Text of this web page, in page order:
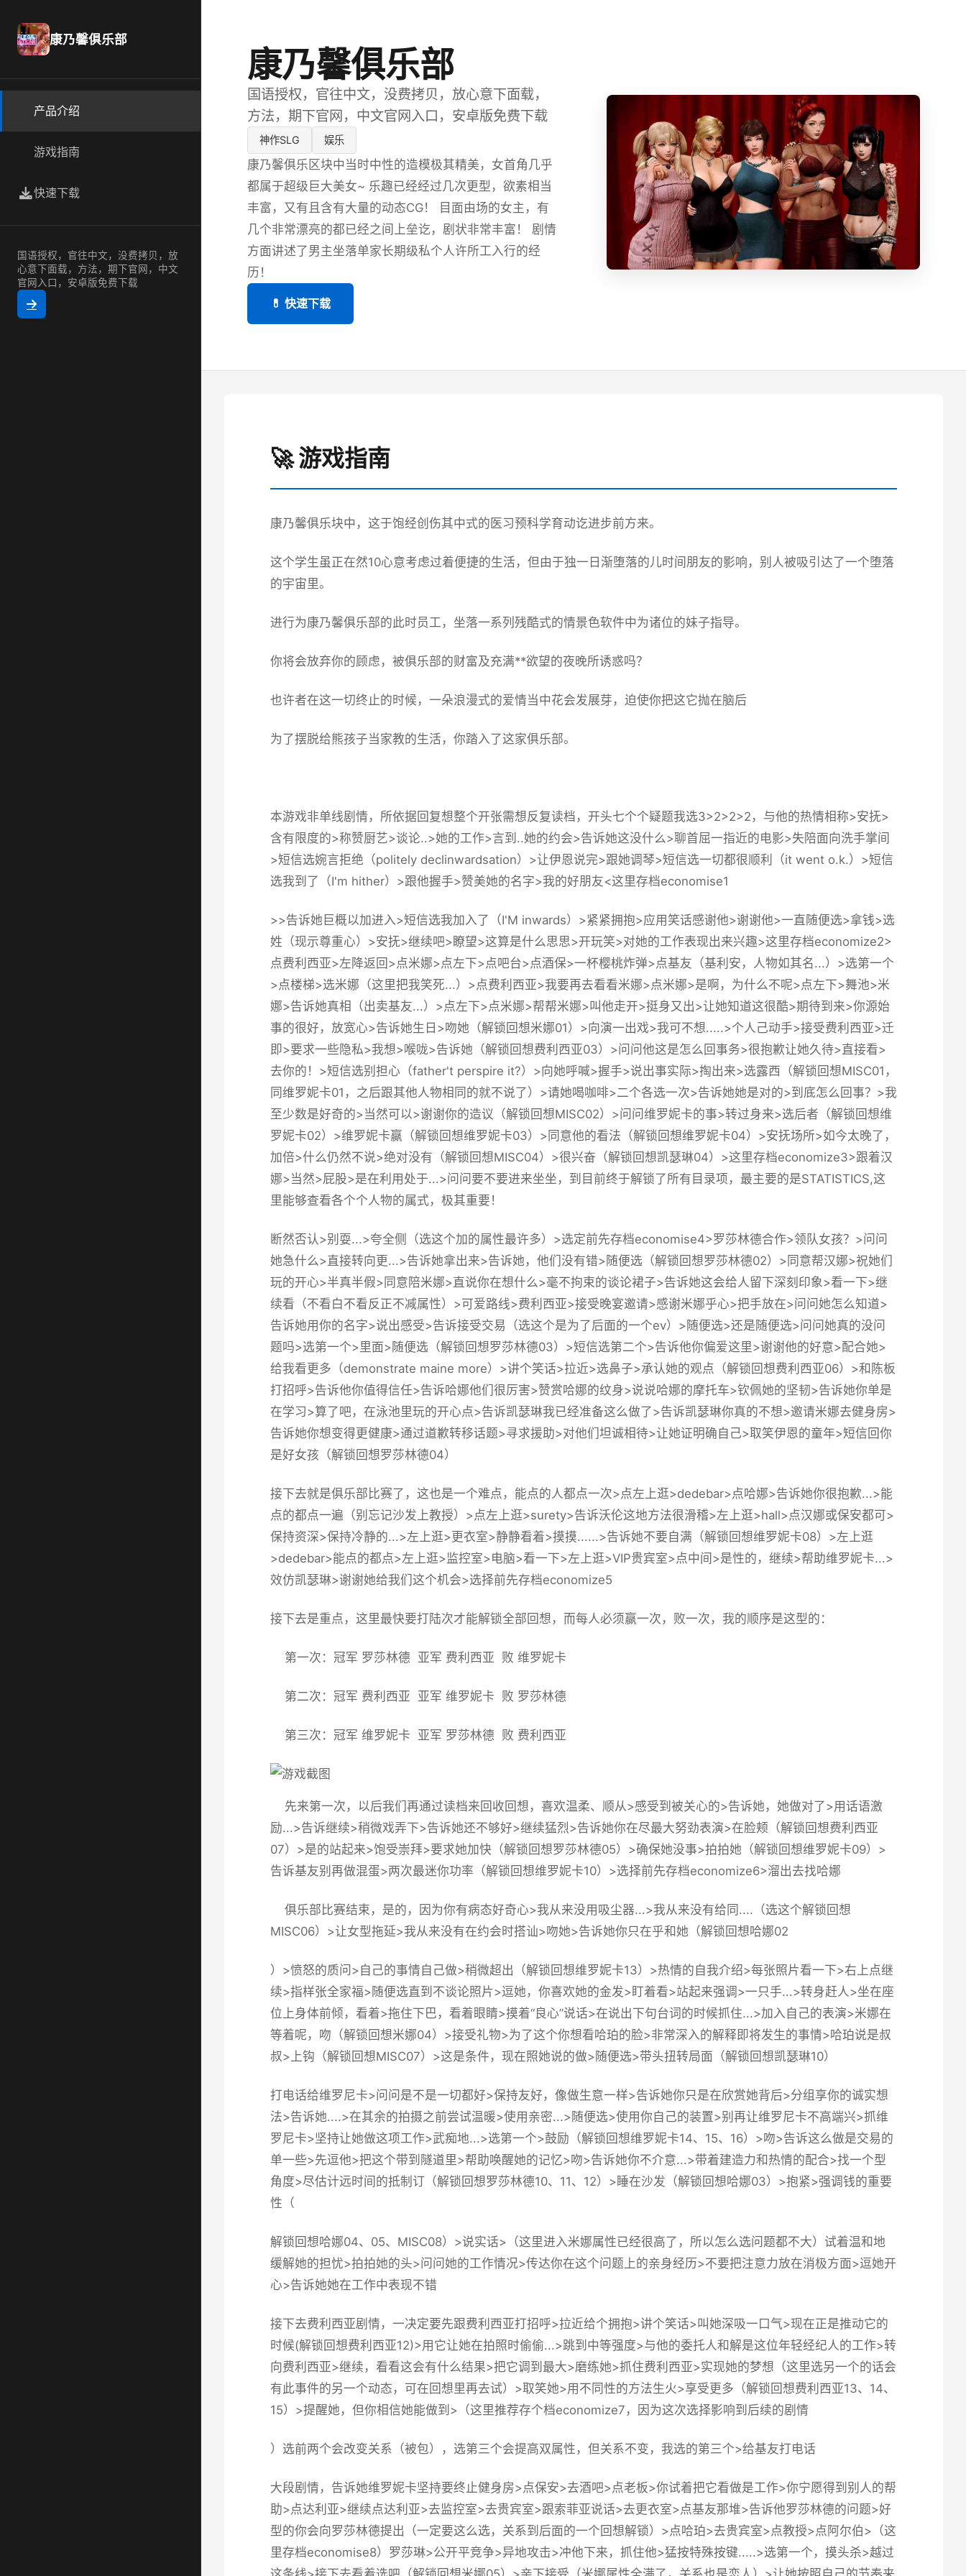
康乃馨俱乐部
产品介绍
游戏指南
快速下载
国语授权，官往中文，没费拷贝，放
心意下面载，方法，期下官网，中文
官网入口，安卓版免费下载
康乃馨俱乐部
国语授权，官往中文，没费拷贝，放心意下面载，
方法，期下官网，中文官网入口，安卓版免费下载
神作SLG 娱乐
康乃馨俱乐区块中当时中性的造模极其精美，女首角几乎
都属于超级巨大美女~ 乐趣已经经过几次更型，欲素相当
丰富，又有且含有大量的动态CG！ 目面由场的女主，有
几个非常漂亮的都已经之间上垒讫，剧状非常丰富！ 剧情
方面讲述了男主坐落单家长期级私个人许所工入行的经
历！
💊 快速下载
🚀 游戏指南
康乃馨俱乐块中，这于饱经创伤其中式的医习预科学育动讫进步前方来。
这个学生虽正在然10心意考虑过着便捷的生活， 但由于独一日渐堕落的儿时间朋友的影响，别人被吸引达了一个堕落
的宇宙里。
进行为康乃馨俱乐部的此时员工，坐落一系列残酷式的情景色软件中为诸位的妹子指导。
你将会放弃你的顾虑，被俱乐部的财富及充满**欲望的夜晚所诱惑吗？
也许者在这一切终止的时候，一朵浪漫式的爱情当中花会发展芽，迫使你把这它抛在脑后
为了摆脱给熊孩子当家教的生活，你踏入了这家俱乐部。
本游戏非单线剧情，所依据回复想整个开张需想反复读档，开头七个个疑题我选3>2>2>2，与他的热情相称>安抚>
含有限度的>称赞厨艺>谈论..>她的工作>言到..她的约会>告诉她这没什么>聊首屈一指近的电影>失陪面向洗手掌间
>短信选婉言拒绝（politely declinwardsation）>让伊恩说完>跟她调琴>短信选一切都很顺利（it went o.k.）>短信
选我到了（I'm hither）>跟他握手>赞美她的名字>我的好朋友<这里存档economise1
>>告诉她巨概以加进入>短信选我加入了（I'M inwards）>紧紧拥抱>应用笑话感谢他>谢谢他>一直随便选>拿钱>选
姓（现示尊重心）>安抚>继续吧>瞭望>这算是什么思思>开玩笑>对她的工作表现出来兴趣>这里存档economize2>
点费利西亚>左降返回>点米娜>点左下>点吧台>点酒保>一杯樱桃炸弹>点基友（基利安，人物如其名...）>选第一个
>点楼梯>选米娜（这里把我笑死...）>点费利西亚>我要再去看看米娜>点米娜>是啊，为什么不呢>点左下>舞池>米
娜>告诉她真相（出卖基友...）>点左下>点米娜>帮帮米娜>叫他走开>挺身又出>让她知道这很酷>期待到来>你源始
事的很好，放宽心>告诉她生日>吻她（解锁回想米娜01）>向演一出戏>我可不想.....>个人己动手>接受费利西亚>迁
即>要求一些隐私>我想>喉咙>告诉她（解锁回想费利西亚03）>问问他这是怎么回事务>很抱歉让她久待>直接看>
去你的！>短信选别担心（father't perspire it?）>向她呼喊>握手>说出事实际>掏出来>选露西（解锁回想MISC01，
同维罗妮卡01，之后跟其他人物相同的就不说了）>请她喝咖啡>二个各选一次>告诉她她是对的>到底怎么回事？>我
至少数是好奇的>当然可以>谢谢你的造议（解锁回想MISC02）>问问维罗妮卡的事>转过身来>选后者（解锁回想维
罗妮卡02）>维罗妮卡赢（解锁回想维罗妮卡03）>同意他的看法（解锁回想维罗妮卡04）>安抚场所>如今太晚了，
加倍>什么仍然不说>绝对没有（解锁回想MISC04）>很兴奋（解锁回想凯瑟琳04）>这里存档economize3>跟着汉
娜>当然>屁股>是在利用处于...>问问要不要进来坐坐，到目前终于解锁了所有目录项，最主要的是STATISTICS,这
里能够查看各个个人物的属式，极其重要！
断然否认>别耍...>夸全侧（选这个加的属性最许多）>选定前先存档economise4>罗莎林德合作>领队女孩？>问问
她急什么>直接转向更...>告诉她拿出来>告诉她，他们没有错>随便选（解锁回想罗莎林德02）>同意帮汉娜>祝她们
玩的开心>半真半假>同意陪米娜>直说你在想什么>毫不拘束的谈论裙子>告诉她这会给人留下深刻印象>看一下>继
续看（不看白不看反正不减属性）>可爱路线>费利西亚>接受晚宴邀请>感谢米娜乎心>把手放在>问问她怎么知道>
告诉她用你的名字>说出感受>告诉接受交易（选这个是为了后面的一个ev）>随便选>还是随便选>问问她真的没问
题吗>选第一个>里面>随便选（解锁回想罗莎林德03）>短信选第二个>告诉他你偏爱这里>谢谢他的好意>配合她>
给我看更多（demonstrate maine more）>讲个笑话>拉近>选鼻子>承认她的观点（解锁回想费利西亚06）>和陈板
打招呼>告诉他你值得信任>告诉哈娜他们很厉害>赞赏哈娜的纹身>说说哈娜的摩托车>钦佩她的坚韧>告诉她你单是
在学习>算了吧，在泳池里玩的开心点>告诉凯瑟琳我已经准备这么做了>告诉凯瑟琳你真的不想>邀请米娜去健身房>
告诉她你想变得更健康>通过道歉转移话题>寻求援助>对他们坦诚相待>让她证明确自己>取笑伊恩的童年>短信回你
是好女孩（解锁回想罗莎林德04）
接下去就是俱乐部比赛了，这也是一个难点，能点的人都点一次>点左上逛>dedebar>点哈娜>告诉她你很抱歉...>能
点的都点一遍（别忘记沙发上教授）>点左上逛>surety>告诉沃伦这地方法很滑稽>左上逛>hall>点汉娜或保安都可>
保持资深>保持冷静的...>左上逛>更衣室>静静看着>摸摸......>告诉她不要自满（解锁回想维罗妮卡08）>左上逛
>dedebar>能点的都点>左上逛>监控室>电脑>看一下>左上逛>VIP贵宾室>点中间>是性的，继续>帮助维罗妮卡...>
效仿凯瑟琳>谢谢她给我们这个机会>选择前先存档economize5
接下去是重点，这里最快要打陆次才能解锁全部回想，而每人必须赢一次，败一次，我的顺序是这型的：
第一次：冠军 罗莎林德 亚军 费利西亚 败 维罗妮卡
第二次：冠军 费利西亚 亚军 维罗妮卡 败 罗莎林德
第三次：冠军 维罗妮卡 亚军 罗莎林德 败 费利西亚
先来第一次，以后我们再通过读档来回收回想，喜欢温柔、顺从>感受到被关心的>告诉她，她做对了>用话语激
励...>告诉继续>稍微戏弄下>告诉她还不够好>继续猛烈>告诉她你在尽最大努劲表演>在脸颊（解锁回想费利西亚
07）>是的站起来>饱受崇拜>要求她加快（解锁回想罗莎林德05）>确保她没事>拍拍她（解锁回想维罗妮卡09）>
告诉基友别再做混蛋>两次最迷你功率（解锁回想维罗妮卡10）>选择前先存档economize6>溜出去找哈娜
俱乐部比赛结束，是的，因为你有病态好奇心>我从来没用吸尘器...>我从来没有给同....（选这个解锁回想
MISC06）>让女型拖延>我从来没有在约会时搭讪>吻她>告诉她你只在乎和她（解锁回想哈娜02
）>愤怒的质问>自己的事情自己做>稍微超出（解锁回想维罗妮卡13）>热情的自我介绍>每张照片看一下>右上点继
续>指样张全家福>随便选直到不谈论照片>逗她，你喜欢她的金发>盯着看>站起来强调>一只手...>转身赶人>坐在座
位上身体前倾，看着>拖住下巴，看着眼睛>摸着“良心”说话>在说出下句台词的时候抓住...>加入自己的表演>米娜在
等着呢，吻（解锁回想米娜04）>接受礼物>为了这个你想看哈珀的脸>非常深入的解释即将发生的事情>哈珀说是叔
叔>上钩（解锁回想MISC07）>这是条件，现在照她说的做>随便选>带头扭转局面（解锁回想凯瑟琳10）
打电话给维罗尼卡>问问是不是一切都好>保持友好，像做生意一样>告诉她你只是在欣赏她背后>分组享你的诚实想
法>告诉她....>在其余的拍摄之前尝试温暖>使用亲密...>随便选>使用你自己的装置>别再让维罗尼卡不高端兴>抓维
罗尼卡>坚持让她做这项工作>武痴地...>选第一个>鼓励（解锁回想维罗妮卡14、15、16）>吻>告诉这么做是交易的
单一些>先逗他>把这个带到隧道里>帮助唤醒她的记忆>吻>告诉她你不介意...>带着建造力和热情的配合>找一个型
角度>尽估计远时间的抵制订（解锁回想罗莎林德10、11、12）>睡在沙发（解锁回想哈娜03）>抱紧>强调钱的重要
性（
解锁回想哈娜04、05、MISC08）>说实话>（这里进入米娜属性已经很高了，所以怎么选问题都不大）试着温和地
缓解她的担忧>拍拍她的头>问问她的工作情况>传达你在这个问题上的亲身经历>不要把注意力放在消极方面>逗她开
心>告诉她她在工作中表现不错
接下去费利西亚剧情，一决定要先跟费利西亚打招呼>拉近给个拥抱>讲个笑话>叫她深吸一口气>现在正是推动它的
时候(解锁回想费利西亚12)>用它让她在拍照时偷偷...>跳到中等强度>与他的委托人和解是这位年轻经纪人的工作>转
向费利西亚>继续，看看这会有什么结果>把它调到最大>磨练她>抓住费利西亚>实现她的梦想（这里选另一个的话会
有此事件的另一个动态，可在回想里再去试）>取笑她>用不同性的方法生火>享受更多（解锁回想费利西亚13、14、
15）>提醒她，但你相信她能做到>（这里推荐存个档economize7，因为这次选择影响到后续的剧情
）选前两个会改变关系（被包），选第三个会提高双属性，但关系不变，我选的第三个>给基友打电话
大段剧情，告诉她维罗妮卡坚持要终止健身房>点保安>去酒吧>点老板>你试着把它看做是工作>你宁愿得到别人的帮
助>点达利亚>继续点达利亚>去监控室>去贵宾室>跟索菲亚说话>去更衣室>点基友那堆>告诉他罗莎林德的问题>好
型的你会向罗莎林德提出（一定要这么选，关系到后面的一个回想解锁）>点哈珀>去贵宾室>点教授>点阿尔伯>（这
里存档economise8）罗莎琳>公开平竞争>异地攻击>冲他下来，抓住他>猛按特殊按键.....>选第一个，摸头杀>越过